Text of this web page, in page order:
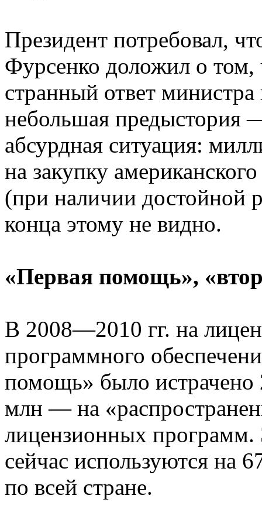
Президент потребовал,
Фурсенко доложил о
странный ответ
небольшая предыстория
абсурдная ситуация:
на закупку
(при наличии достойной
конца этому не видно.
«Первая помощь»,
В 2008—2010 гг. на
программного
помощь» было
млн — на
лицензионных
сейчас используются на
по всей стране.